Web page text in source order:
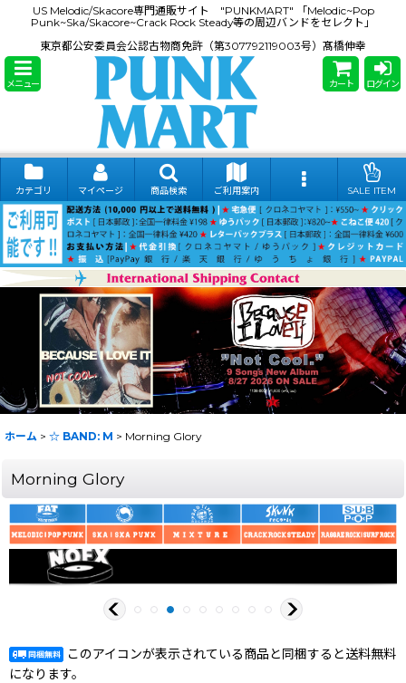
US Melodic/Skacore専門通販サイト "PUNKMART" 「Melodic~Pop
Punk~Ska/Skacore~Crack Rock Steady等の周辺バンドをセレクト」
東京都公安委員会公認古物商免許（第307792119003号）髙橋伸幸
メニュー カート ログイン
カテゴリ マイページ 商品検索 ご利用案内 SALE ITEM
ホーム > ☆ BAND: M > Morning Glory
Morning Glory
このアイコンが表示されている商品と同梱すると送料無料
になります。